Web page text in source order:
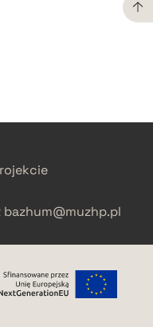
bazhum@muzhp.pl